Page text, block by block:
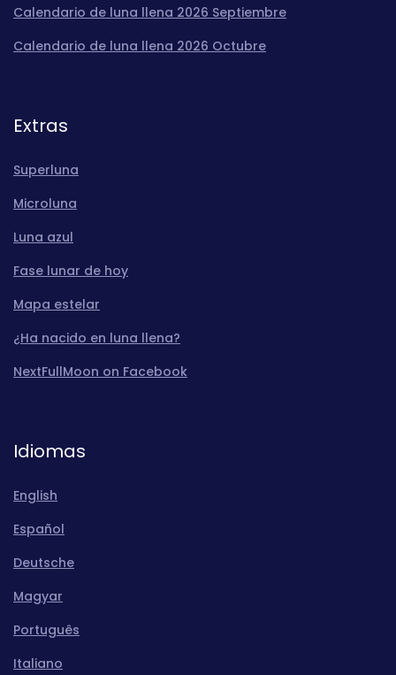
Calendario de luna llena 2026 Septiembre
Calendario de luna llena 2026 Octubre
Extras
Superluna
Microluna
Luna azul
Fase lunar de hoy
Mapa estelar
¿Ha nacido en luna llena?
NextFullMoon on Facebook
Idiomas
English
Español
Deutsche
Magyar
Português
Italiano